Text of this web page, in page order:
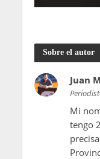
Sobre el autor
Juan
Mi
tengo